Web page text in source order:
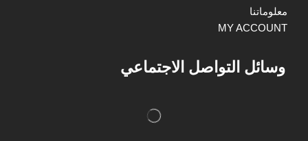
معلوماتنا
MY ACCOUNT
وسائل التواصل الاجتماعي